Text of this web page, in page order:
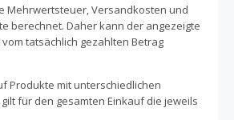
Mehrwertsteuer, Versandkosten und
berechnet. Daher kann der angezeigte
tatsächlich gezahlten Betrag
Produkte mit unterschiedlichen
für den gesamten Einkauf die jeweils